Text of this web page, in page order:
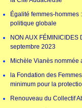
Égalité femmes-
politique globale
NON AUX FÉMINICIDES
septembre 2023
Michèle Vianès nommée
la Fondation des
minimum pour la
Renouveau du Collectif